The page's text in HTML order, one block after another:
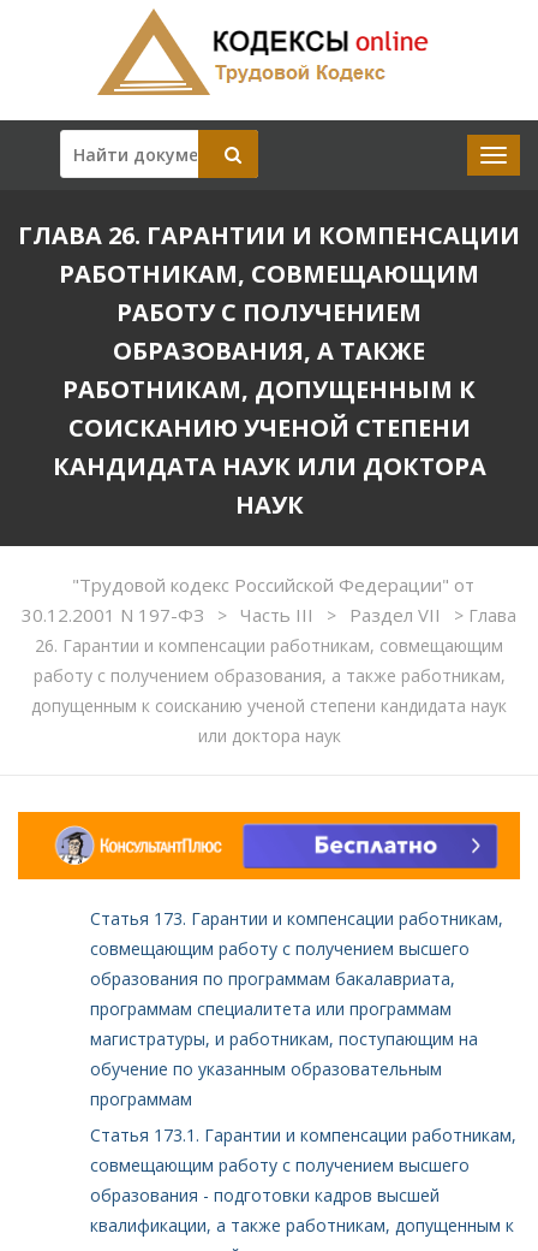
ГЛАВА 26. ГАРАНТИИ И КОМПЕНСАЦИИ
РАБОТНИКАМ, СОВМЕЩАЮЩИМ
РАБОТУ С ПОЛУЧЕНИЕМ
ОБРАЗОВАНИЯ, А ТАКЖЕ
РАБОТНИКАМ, ДОПУЩЕННЫМ К
СОИСКАНИЮ УЧЕНОЙ СТЕПЕНИ
КАНДИДАТА НАУК ИЛИ ДОКТОРА
НАУК
"Трудовой кодекс Российской Федерации" от
30.12.2001 N 197-ФЗ
> Часть III > Раздел VII > Глава
26. Гарантии и компенсации работникам, совмещающим
работу с получением образования, а также работникам,
допущенным к соисканию ученой степени кандидата наук
или доктора наук
Статья 173. Гарантии и компенсации работникам,
совмещающим работу с получением высшего
образования по программам бакалавриата,
программам специалитета или программам
магистратуры, и работникам, поступающим на
обучение по указанным образовательным
программам
Статья 173.1. Гарантии и компенсации работникам,
совмещающим работу с получением высшего
образования - подготовки кадров высшей
квалификации, а также работникам, допущенным к